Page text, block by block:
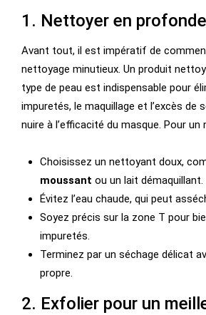
1. Nettoyer en
Avant tout, il est impératif de
nettoyage minutieux. Un produit
type de peau est indispensable pour
impuretés, le maquillage et l’excès de
nuire à l’efficacité du masque. Pour
Choisissez un nettoyant doux,
moussant ou un lait démaquillant.
Évitez l’eau chaude, qui peut
Soyez précis sur la zone T pour
impuretés.
Terminez par un séchage délicat
propre.
2. Exfolier pour un